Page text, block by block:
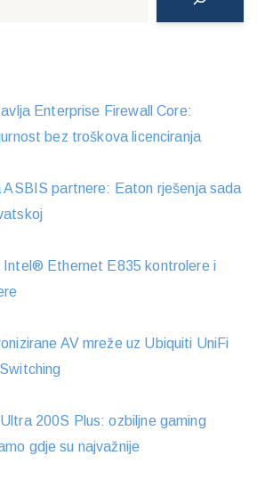
Enterprise Firewall Core:
bez troškova licenciranja
ASBIS partnere: Eaton rješenja sada
Intel® Ethernet E835 kontrolere i
AV mreže uz Ubiquiti UniFi
200S Plus: ozbiljne gaming
gdje su najvažnije